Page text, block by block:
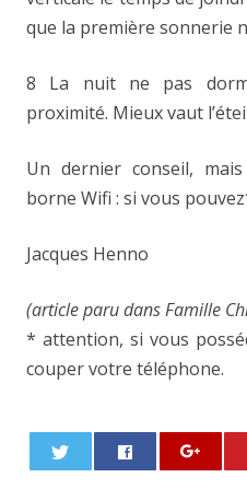
que la première sonnerie
8 La nuit ne pas
proximité. Mieux vaut
Un dernier conseil,
borne Wifi : si vous
Jacques Henno
(article paru dans Famille
* attention, si vous
couper votre téléphone.